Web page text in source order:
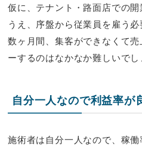
仮に、テナント・路面店での
うえ、序盤から従業員を雇う必
数ヶ月間、集客ができなくて
ーするのはなかなか難しいでし
自分一人なので利益率が
施術者は自分一人なので、稼